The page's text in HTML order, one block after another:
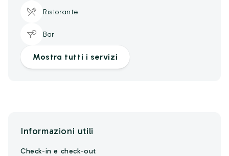
Ristorante
Bar
Mostra tutti i servizi
Informazioni utili
Check-in e check-out